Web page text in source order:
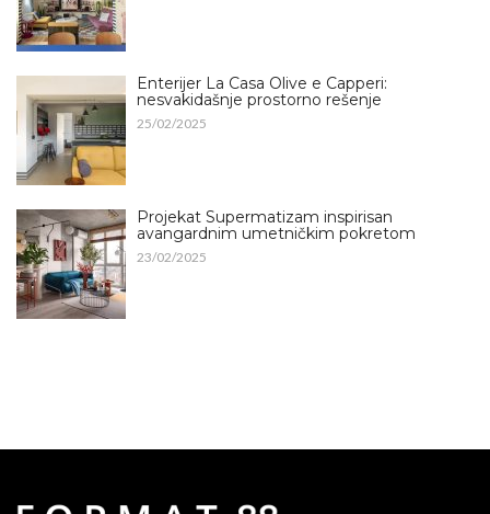
Enterijer La Casa Olive e Capperi:
nesvakidašnje prostorno rešenje
25/02/2025
Projekat Supermatizam inspirisan
avangardnim umetničkim pokretom
23/02/2025